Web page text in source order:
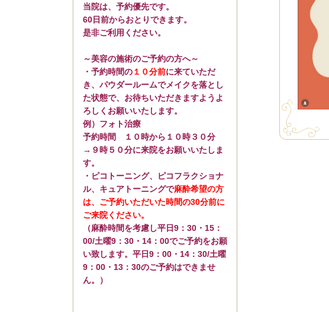
当院は、予約優先です。
60日前からおとりできます。
是非ご利用ください。
～美容の施術のご予約の方へ～
・予約時間の１０分前に来ていただ
き、パウダールームでメイクを落とし
た状態で、お待ちいただきますようよ
ろしくお願いいたします。
例）フォト治療
予約時間 １０時から１０時３０分
→９時５０分に来院をお願いいたしま
す。
・ピコトーニング、ピコフラクショナ
ル、キュアトーニングで麻酔希望の方
は、ご予約いただいた時間の30分前に
ご来院ください。
（麻酔時間を考慮し平日9：30・15：
00/土曜9：30・14：00でご予約をお願
い致します。平日9：00・14：30/土曜
9：00・13：30のご予約はできませ
ん。）